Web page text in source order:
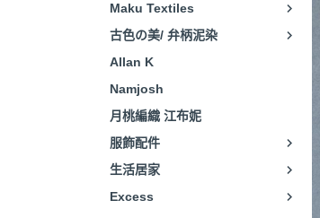
Maku Textiles
古色の美/ 弁柄泥染
Allan K
Namjosh
月桃編織 江布妮
服飾配件
生活居家
Excess